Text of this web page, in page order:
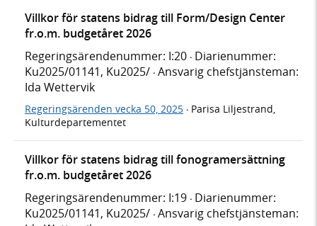
Villkor för statens bidrag till Form/Design Center
fr.o.m. budgetåret 2026
Regeringsärendenummer: I:20 · Diarienummer:
Ku2025/01141, Ku2025/ · Ansvarig chefstjänsteman:
Ida Wettervik
Regeringsärenden vecka 50, 2025 · Parisa Liljestrand,
Kulturdepartementet
Villkor för statens bidrag till fonogramersättning
fr.o.m. budgetåret 2026
Regeringsärendenummer: I:19 · Diarienummer:
Ku2025/01141, Ku2025/ · Ansvarig chefstjänsteman: